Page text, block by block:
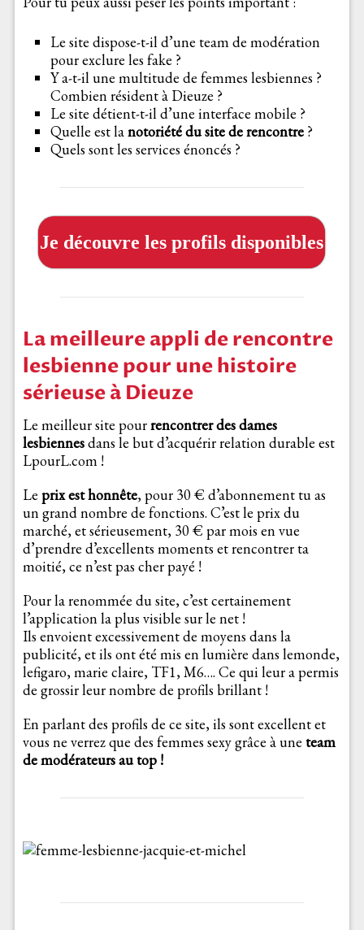
Le site dispose-t-il d’une team de modération
pour exclure les fake ?
Y a-t-il une multitude de femmes lesbiennes ?
Combien résident à Dieuze ?
Le site détient-t-il d’une interface mobile ?
Quelle est lanotoriété du site de rencontre ?
Quels sont les services énoncés ?
Je découvre les profils disponibles
La meilleure appli de rencontre
lesbienne pour une histoire
sérieuse à Dieuze
Le meilleur site pourrencontrer des dames
lesbiennesdans le but d’acquérir relation durable est
LpourL.com !
Le prix est honnête, pour 30 € d’abonnement tu as
un grand nombre de fonctions. C’est le prix du
marché, et sérieusement, 30 € par mois en vue
d’prendre d’excellents moments et rencontrer ta
moitié, ce n’est pas cher payé !
Pour la renommée du site, c’est certainement
l’application la plus visible sur le net !
Ils envoient excessivement de moyens dans la
publicité, et ils ont été mis en lumière dans lemonde,
lefigaro, marie claire, TF1, M6…. Ce qui leur a permis
de grossir leur nombre de profils brillant !
En parlant des profils de ce site, ils sont excellent et
vous ne verrez que des femmes sexy grâce à une team
de modérateurs au top !